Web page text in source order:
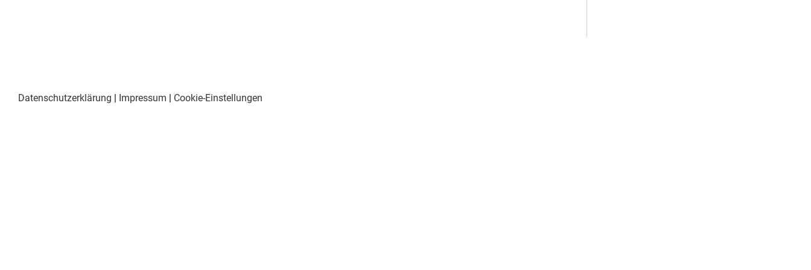
Datenschutzerklärung | Impressum | Cookie-Einstellungen